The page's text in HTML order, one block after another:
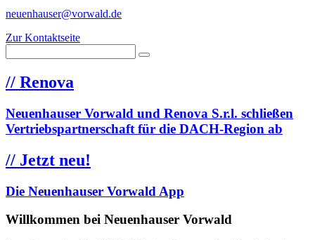
neuenhauser@vorwald.de
Zur Kontaktseite
// Renova
Neuenhauser Vorwald und Renova S.r.l. schließen
Vertriebspartnerschaft für die DACH-Region ab
// Jetzt neu!
Die Neuenhauser Vorwald App
Willkommen bei Neuenhauser Vorwald